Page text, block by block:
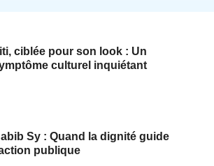
ciblée pour son look : Un
culturel inquiétant
Sy : Quand la dignité guide
publique